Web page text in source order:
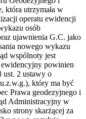
utrzymała w
operatu ewidencji
osób
ujawnienia G.C. jako
nowego wykazu
wspólnoty jest
powinien
ust. 2 ustawy o
który ma być
Prawa geodezyjnego i
Administracyjny w
strony skarżącej za